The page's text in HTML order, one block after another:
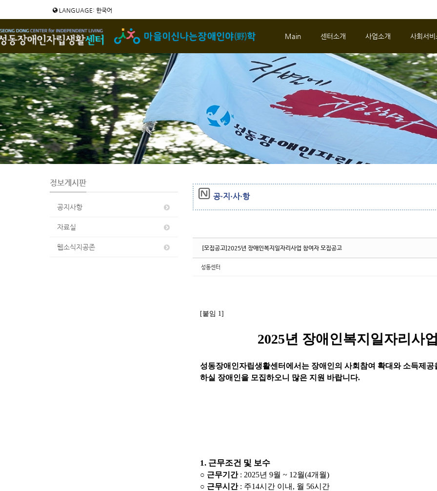
LANGUAGE: 한국어
Main 센터소개 사업소개 사회서
정보게시판
공지사항
자료실
웹소식지공존
공·지·사·항
[모집공고]2025년 장애인복지일자리사업 참여자 모집공고
성동센터
[붙임 1]
2025년 장애인복지일자리사
성동장애인자립생활센터에서는 장애인의 사회참여 확대와 소득제
하실 장애인을 모집하오니 많은 지원 바랍니다.
1. 근무조건 및 보수
○ 근무기간 : 2025년 9월 ~ 12월(4개월)
○ 근무시간 : 주14시간 이내 , 월 56시간